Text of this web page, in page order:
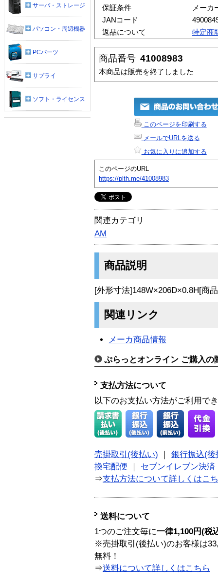
保証条件
メーカ
JANコード
返品について
特定商
商品番号 41008983
本商品は販売を終了しました
このページを印刷する
メールでURLを送る
お気に入りに追加する
このページのURL
https://plth.me/41008983
関連カテゴリ
AM
商品説明
[外形寸法]148W×206D×0.8H[商
関連リンク
メーカ商品情報
ぷらっとオンライン ご購入の
支払方法について
以下のお支払い方法がご利用で
売掛取引(後払い)
銀行振込(後
換宅配便
セブンイレブン決済
⇒支払方法について詳しくはこ
送料について
1つのご注文毎に一律1,100円(税
※売掛取引(後払い)のお客様は
無料！
⇒送料について詳しくはこちら
サーバ・ストレージ
パソコン・周辺機器
PCパーツ
サプライ
ソフト・ライセンス